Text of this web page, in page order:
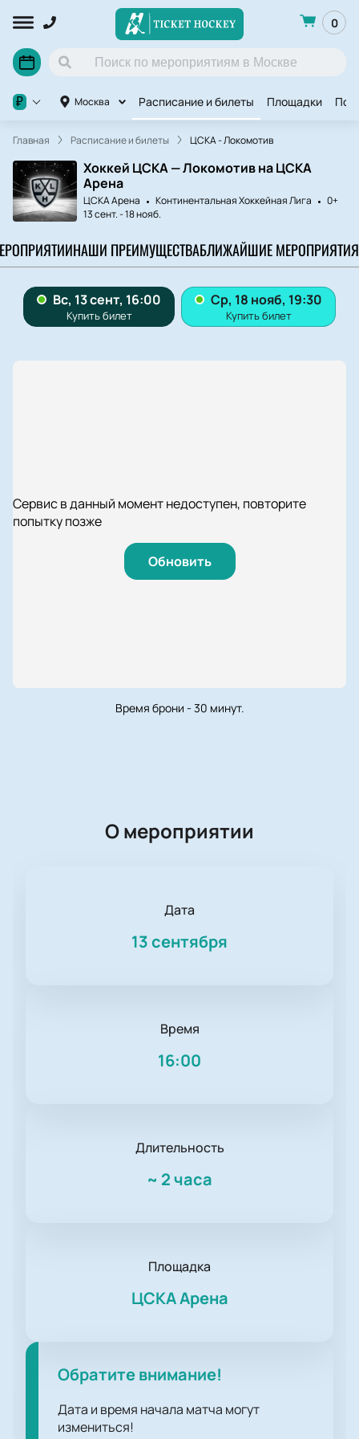
0
Москва Расписание и билеты Площадки
₽
Главная Расписание и билеты ЦСКА - Локомотив
Хоккей ЦСКА — Локомотив на ЦСКА
Арена
ЦСКА Арена Континентальная Хоккейная Лига
0+
13 сент.-18 нояб.
НАШИ ПРЕИМУЩЕСТВАБЛИЖАЙШИЕ МЕРОПРИЯТИЯ
Сервис в данный момент недоступен, повторите
попытку позже
Обновить
Время брони - 30 минут.
О мероприятии
Дата
13 сентября
Время
16:00
Длительность
~ 2 часа
Площадка
ЦСКА Арена
Обратите внимание!
Дата и время начала матча могут
измениться!